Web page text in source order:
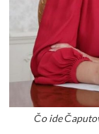
Čo ide